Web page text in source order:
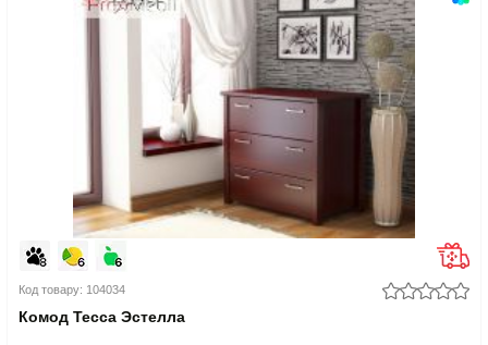
Код товару: 104034
Комод Тесса Эстелла